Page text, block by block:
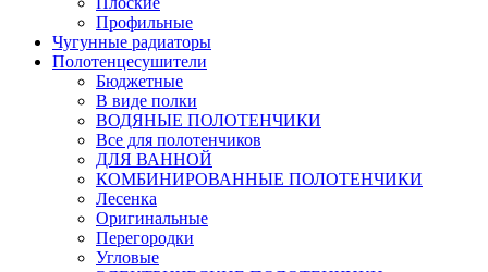
Профильные
Чугунные радиаторы
Полотенцесушители
Бюджетные
В виде полки
ВОДЯНЫЕ ПОЛОТЕНЧИКИ
Все для полотенчиков
ДЛЯ ВАННОЙ
КОМБИНИРОВАННЫЕ ПОЛОТЕНЧИКИ
Лесенка
Оригинальные
Перегородки
Угловые